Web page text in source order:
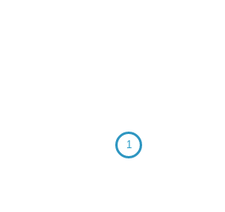
1